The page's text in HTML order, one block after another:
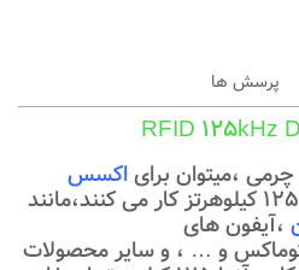
پرسش ها
،میتوان برای اکسس
،آیفون های
کوماکس و … ، و سایر محصولات